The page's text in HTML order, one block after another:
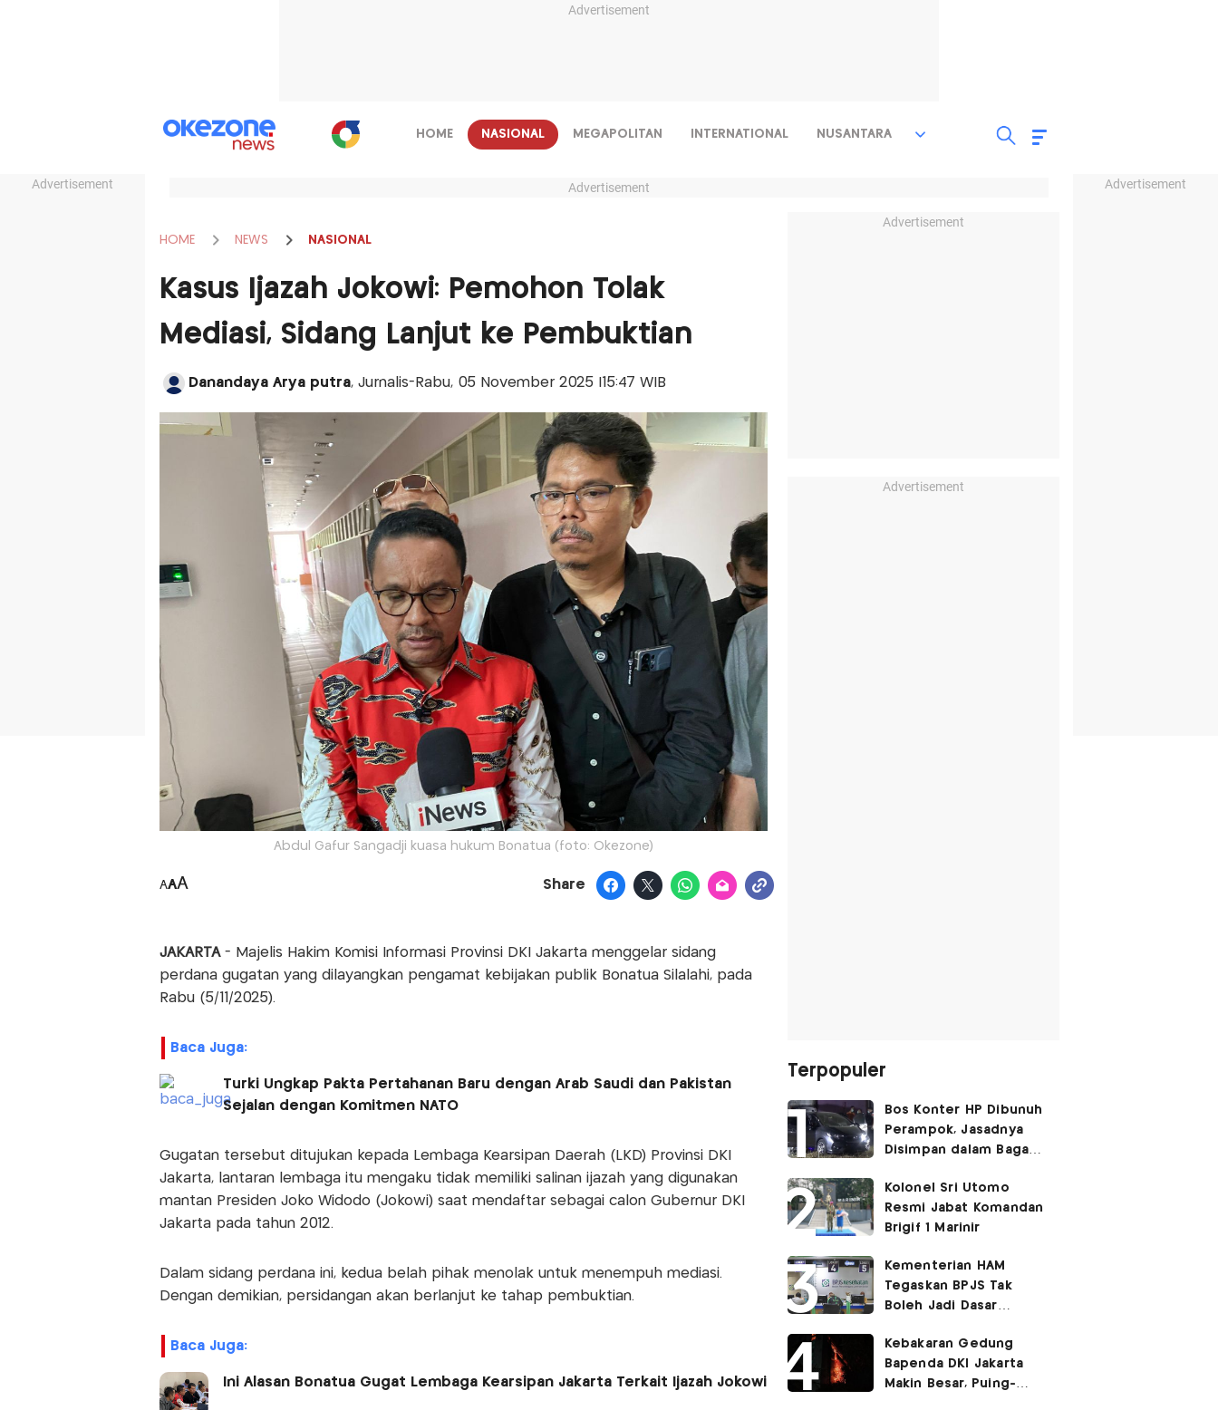
Advertisement
Advertisement Advertisement
HOME NASIONAL MEGAPOLITAN INTERNATIONAL NUSANTARA
Advertisement
HOME NEWS NASIONAL
Kasus Ijazah Jokowi: Pemohon Tolak
Mediasi, Sidang Lanjut ke Pembuktian
Danandaya Arya putra, Jurnalis-Rabu, 05 November 2025 |15:47 WIB
Abdul Gafur Sangadji kuasa hukum Bonatua (foto: Okezone)
AAA Share
JAKARTA- Majelis Hakim Komisi Informasi Provinsi DKI Jakarta menggelar sidang
perdana gugatan yang dilayangkan pengamat kebijakan publik Bonatua Silalahi, pada
Rabu (5/11/2025).
Baca Juga:
Turki Ungkap Pakta Pertahanan Baru dengan Arab Saudi dan Pakistan
Sejalan dengan Komitmen NATO
Gugatan tersebut ditujukan kepada Lembaga Kearsipan Daerah (LKD) Provinsi DKI
Jakarta, lantaran lembaga itu mengaku tidak memiliki salinan ijazah yang digunakan
mantan Presiden Joko Widodo (Jokowi) saat mendaftar sebagai calon Gubernur DKI
Jakarta pada tahun 2012.
Dalam sidang perdana ini, kedua belah pihak menolak untuk menempuh mediasi.
Dengan demikian, persidangan akan berlanjut ke tahap pembuktian.
Baca Juga:
Ini Alasan Bonatua Gugat Lembaga Kearsipan Jakarta Terkait Ijazah Jokowi
Advertisement
Advertisement
Terpopuler
Bos Konter HP Dibunuh
Perampok, Jasadnya
Disimpan dalam Bagasi
Kolonel Sri Utomo
Resmi Jabat Komandan
Brigif 1 Marinir
Kementerian HAM
Tegaskan BPJS Tak
Boleh Jadi Dasar
Layanan Kesehatan
Kebakaran Gedung
Bapenda DKI Jakarta
Makin Besar, Puing-